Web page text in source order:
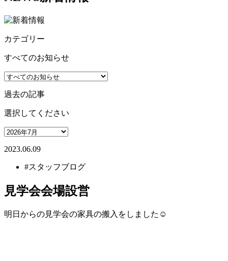
カテゴリー
すべてのお知らせ
過去の記事
選択してください
2023.06.09
#スタッフブログ
見学会会場設営
明日からの見学会の家具の搬入をしました☺